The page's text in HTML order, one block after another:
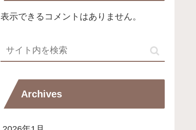
表示できるコメントはありません。
Archives